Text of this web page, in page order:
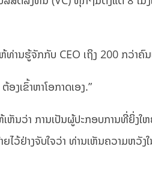
ານຮູ້ຈັກກັບ CEO ເຖິງ 200 ກວ່າຄົ
ເຂົ້າຫາໂອກາດເອງ.”
ນວ່າ ການເປັນຜູ້ປະກອບການທີ່ຍິ່ງໃ
ໄວ້ຢ່າງຈັບໃຈວ່າ ທ່ານເຫັນຄວາມຫວັ